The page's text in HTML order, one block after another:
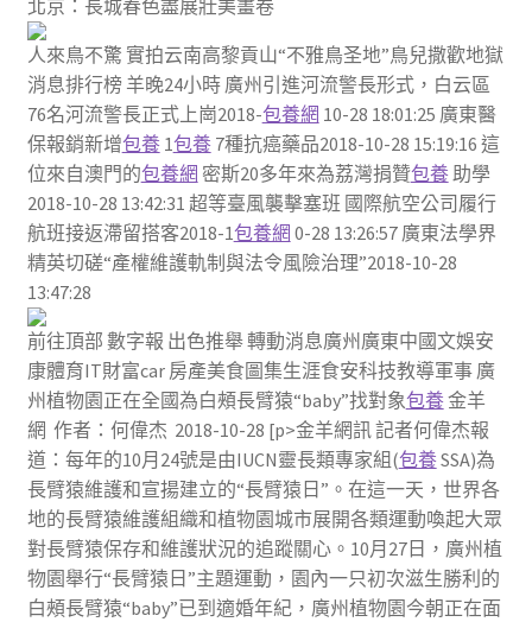
北京：長城春色盡展壯美畫卷
人來鳥不驚 實拍云南高黎貢山“不雅鳥圣地”鳥兒撒歡地獄
消息排行榜 羊晚24小時 廣州引進河流警長形式，白云區
76名河流警長正式上崗2018-包養網 10-28 18:01:25 廣東醫
保報銷新增包養1包養7種抗癌藥品2018-10-28 15:19:16 這
位來自澳門的包養網 密斯20多年來為荔灣捐贊包養助學
2018-10-28 13:42:31 超等臺風襲擊塞班 國際航空公司履行
航班接返滯留搭客2018-1包養網 0-28 13:26:57 廣東法學界
精英切磋“產權維護軌制與法令風險治理”2018-10-28
13:47:28
前往頂部 數字報 出色推舉 轉動消息廣州廣東中國文娛安
康體育IT財富car 房產美食圖集生涯食安科技教導軍事 廣
州植物園正在全國為白頰長臂猿“baby”找對象包養金羊
網 作者：何偉杰 2018-10-28 [p>金羊網訊 記者何偉杰報
道：每年的10月24號是由IUCN靈長類專家組(包養SSA)為
長臂猿維護和宣揚建立的“長臂猿日”。在這一天，世界各
地的長臂猿維護組織和植物園城市展開各類運動喚起大眾
對長臂猿保存和維護狀況的追蹤關心。10月27日，廣州植
物園舉行“長臂猿日”主題運動，園內一只初次滋生勝利的
白頰長臂猿“baby”已到適婚年紀，廣州植物園今朝正在面